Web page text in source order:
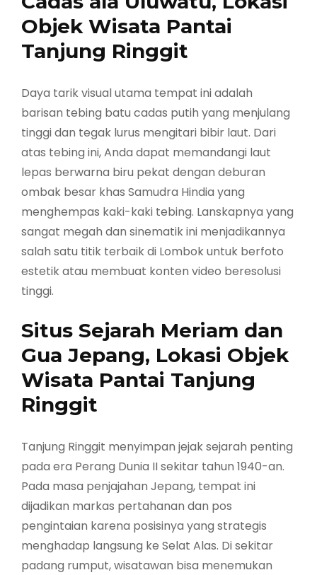
Objek Wisata Pantai
Tanjung Ringgit
Daya tarik visual utama tempat ini adalah
barisan tebing batu cadas putih yang menjulang
tinggi dan tegak lurus mengitari bibir laut. Dari
atas tebing ini, Anda dapat memandangi laut
lepas berwarna biru pekat dengan deburan
ombak besar khas Samudra Hindia yang
menghempas kaki-kaki tebing. Lanskapnya yang
sangat megah dan sinematik ini menjadikannya
salah satu titik terbaik di Lombok untuk berfoto
estetik atau membuat konten video beresolusi
tinggi.
Situs Sejarah Meriam dan
Gua Jepang, Lokasi Objek
Wisata Pantai Tanjung
Ringgit
Tanjung Ringgit menyimpan jejak sejarah penting
pada era Perang Dunia II sekitar tahun 1940-an.
Pada masa penjajahan Jepang, tempat ini
dijadikan markas pertahanan dan pos
pengintaian karena posisinya yang strategis
menghadap langsung ke Selat Alas. Di sekitar
padang rumput, wisatawan bisa menemukan